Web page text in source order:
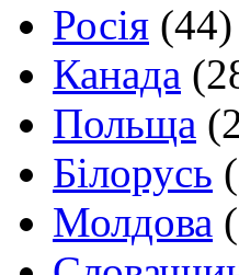
Росія (44)
Канада
Польща
Білорусь
Молдова